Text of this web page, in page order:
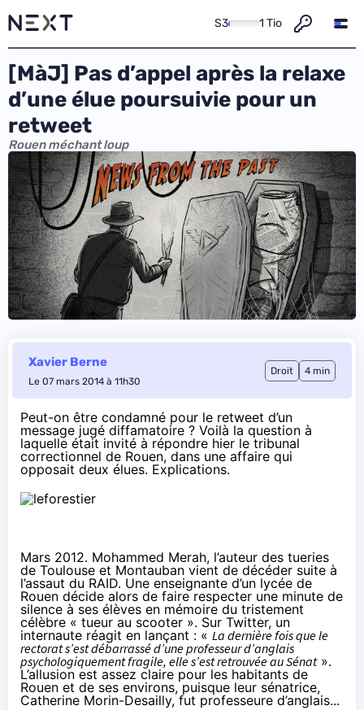
S3 1 Tio
[MàJ] Pas d’appel après la relaxe
d’une élue poursuivie pour un
retweet
Rouen méchant loup
Xavier Berne
Le 07 mars 2014 à 11h30
Droit 4 min
Peut-on être condamné pour le retweet d’un
message jugé diffamatoire ? Voilà la question à
laquelle était invité à répondre hier le tribunal
correctionnel de Rouen, dans une affaire qui
opposait deux élues. Explications.
Mars 2012. Mohammed Merah, l’auteur des tueries
de Toulouse et Montauban vient de décéder suite à
l’assaut du RAID. Une enseignante d’un lycée de
Rouen décide alors de faire respecter une minute de
silence à ses élèves en mémoire du tristement
célèbre « tueur au scooter ». Sur Twitter, un
internaute réagit en lançant : « La dernière fois que le
rectorat s’est débarrassé d’une professeur d’anglais
psychologiquement fragile, elle s’est retrouvée au Sénat».
L’allusion est assez claire pour les habitants de
Rouen et de ses environs, puisque leur sénatrice,
Catherine Morin-Desailly, fut professeure d’anglais...